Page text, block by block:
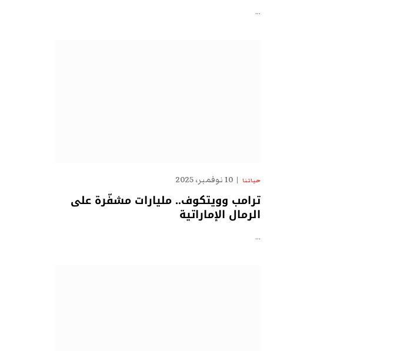
…
حياتنا 10 نوفمبر، 2025
ترامب وويتكوف.. مليارات مشفّرة على
الرمال الإماراتية
…